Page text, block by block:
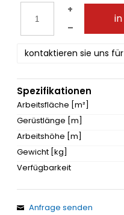
+
–
kontaktieren sie uns
Spezifikationen
Arbeitsfläche [m²]
Gerüstlänge [m]
Arbeitshöhe [m]
Gewicht [kg]
Verfügbarkeit
Anfrage senden